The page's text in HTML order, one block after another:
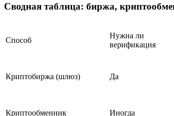
Сводная таблица: биржа,
Способ
Нужна ли
верификация
Криптобиржа (шлюз) Да
Криптообменник Иногда